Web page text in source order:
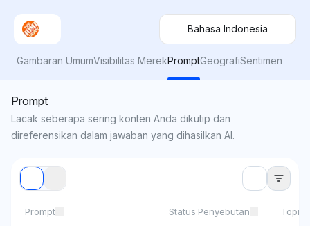
Bahasa Indonesia
Gambaran UmumVisibilitas MerekPromptGeografiSentimen
Prompt
Lacak seberapa sering konten Anda dikutip dan
direferensikan dalam jawaban yang dihasilkan AI.
Prompt Status Penyebutan Topik